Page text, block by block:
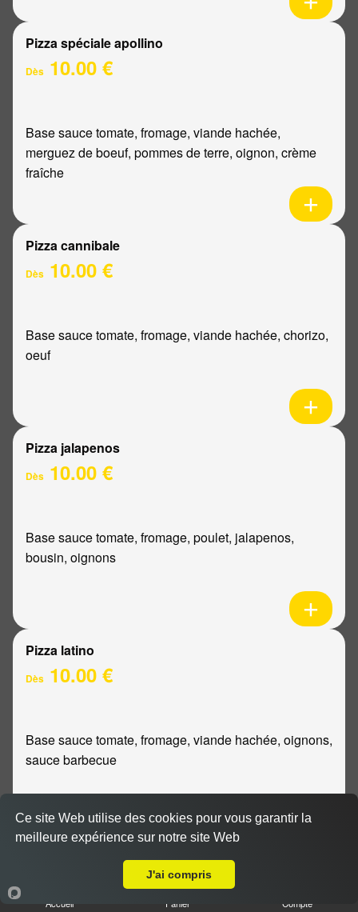
Pizza spéciale apollino
Dès 10.00 €
Base sauce tomate, fromage, viande hachée,
merguez de boeuf, pommes de terre, oignon, crème
fraîche
Pizza cannibale
Dès 10.00 €
Base sauce tomate, fromage, viande hachée, chorizo,
oeuf
Pizza jalapenos
Dès 10.00 €
Base sauce tomate, fromage, poulet, jalapenos,
bousin, oignons
Pizza latino
Dès 10.00 €
Base sauce tomate, fromage, viande hachée, oignons,
sauce barbecue
Accueil Panier Compte
Ce site Web utilise des cookies pour vous garantir la
meilleure expérience sur notre site Web
J'ai compris